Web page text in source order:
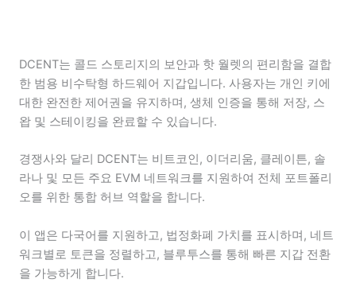
DCENT는 콜드 스토리지의 보안과 핫 월렛의 편리함을 결합
한 범용 비수탁형 하드웨어 지갑입니다. 사용자는 개인 키에
대한 완전한 제어권을 유지하며, 생체 인증을 통해 저장, 스
왑 및 스테이킹을 완료할 수 있습니다.
경쟁사와 달리 DCENT는 비트코인, 이더리움, 클레이튼, 솔
라나 및 모든 주요 EVM 네트워크를 지원하여 전체 포트폴리
오를 위한 통합 허브 역할을 합니다.
이 앱은 다국어를 지원하고, 법정화폐 가치를 표시하며, 네트
워크별로 토큰을 정렬하고, 블루투스를 통해 빠른 지갑 전환
을 가능하게 합니다.